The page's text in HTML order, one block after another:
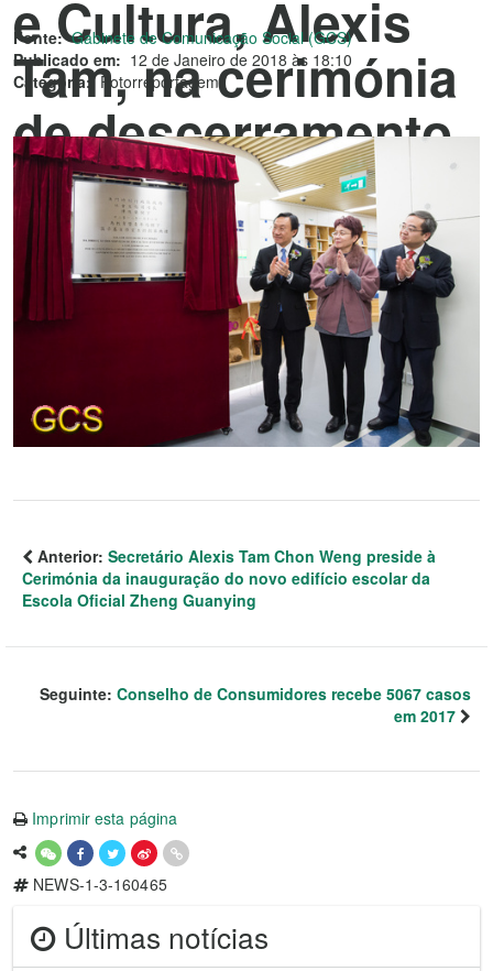
e Cultura, Alexis
Tam, na cerimónia
de descerramento
da placa da Sala
de Estudo do Fai
Chi Kei.
Fonte: Gabinete de Comunicação Social (GCS)
Publicado em: 12 de Janeiro de 2018 às 18:10
Categoria: Fotorreportagem
Anterior: Secretário Alexis Tam Chon Weng preside à
Cerimónia da inauguração do novo edifício escolar da
Escola Oficial Zheng Guanying
Seguinte: Conselho de Consumidores recebe 5067 casos
em 2017
Imprimir esta página
NEWS-1-3-160465
Últimas notícias